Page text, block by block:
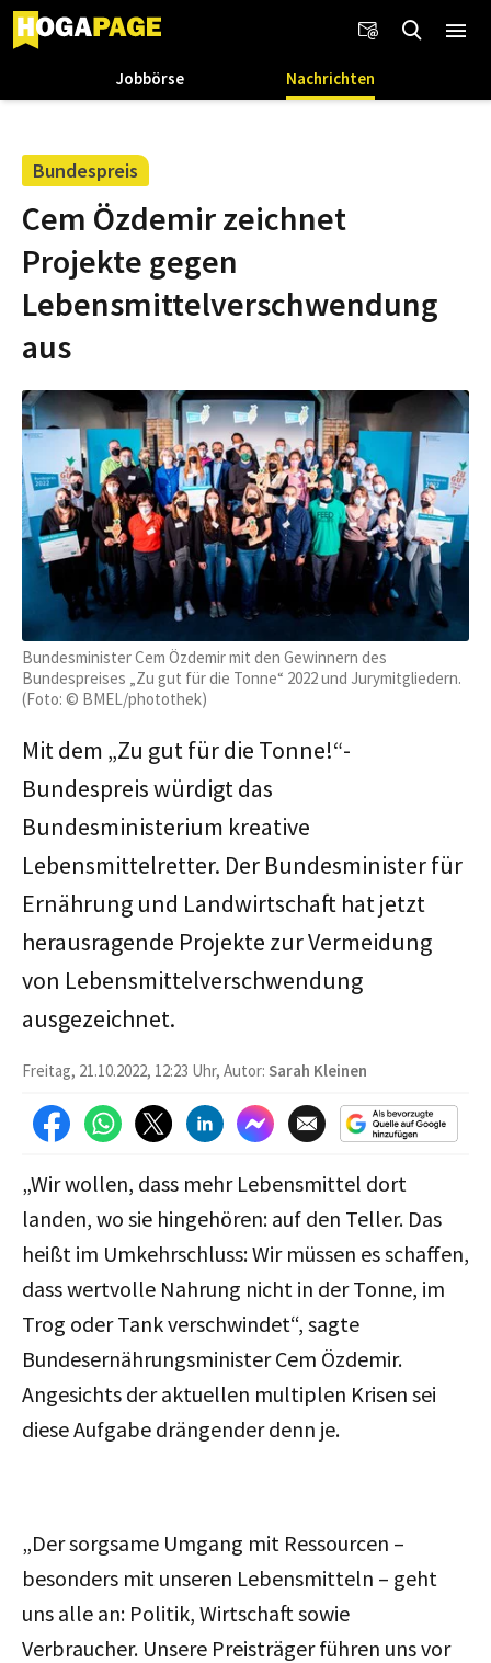
Jobbörse Nachrichten
Bundespreis
Cem Özdemir zeichnet
Projekte gegen
Lebensmittelverschwendung
aus
Bundesminister Cem Özdemir mit den Gewinnern des
Bundespreises „Zu gut für die Tonne“ 2022 und Jurymitgliedern.
(Foto: © BMEL/photothek)
Mit dem „Zu gut für die Tonne!“-
Bundespreis würdigt das
Bundesministerium kreative
Lebensmittelretter. Der Bundesminister für
Ernährung und Landwirtschaft hat jetzt
herausragende Projekte zur Vermeidung
von Lebensmittelverschwendung
ausgezeichnet.
Freitag, 21.10.2022, 12:23 Uhr, Autor: Sarah Kleinen
„Wir wollen, dass mehr Lebensmittel dort
landen, wo sie hingehören: auf den Teller. Das
heißt im Umkehrschluss: Wir müssen es schaffen,
dass wertvolle Nahrung nicht in der Tonne, im
Trog oder Tank verschwindet“, sagte
Bundesernährungsminister Cem Özdemir.
Angesichts der aktuellen multiplen Krisen sei
diese Aufgabe drängender denn je.
„Der sorgsame Umgang mit Ressourcen –
besonders mit unseren Lebensmitteln – geht
uns alle an: Politik, Wirtschaft sowie
Verbraucher. Unsere Preisträger führen uns vor